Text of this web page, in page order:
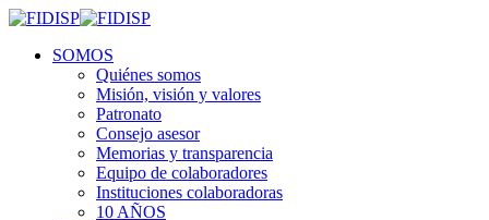
SOMOS
Quiénes somos
Misión, visión y valores
Patronato
Consejo asesor
Memorias y transparencia
Equipo de colaboradores
Instituciones colaboradoras
10 AÑOS